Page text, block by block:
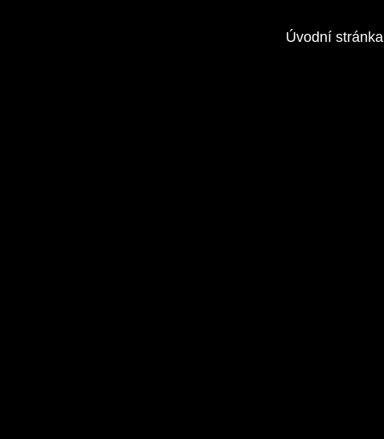
Úvodní stránka